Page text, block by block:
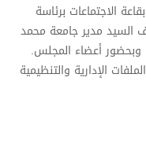
انعقد صباح اليوم الأربعاء 04 مارس 2026 بقاعة الاجتماعات برئاسة
السيد مدير جامعة محمد
وبحضور أعضاء المجلس.
الإدارية والتنظيمية